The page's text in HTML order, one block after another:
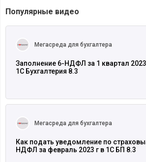
Популярные видео
Мегасреда для бухгалтера
Заполнение 6-НДФЛ за 1 квартал
1С Бухгалтерия 8.3
Мегасреда для бухгалтера
Как подать уведомление по
НДФЛ за февраль 2023 г в 1С БП 8.3